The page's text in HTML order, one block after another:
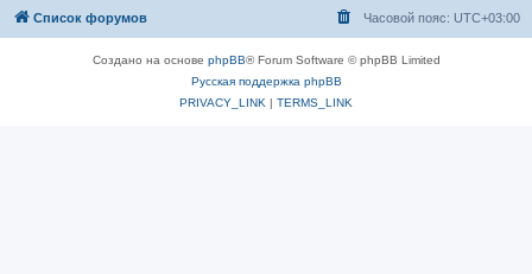
Список форумов Часовой пояс: UTC+03:00
Создано на основе phpBB® Forum Software © phpBB Limited
Русская поддержка phpBB
PRIVACY_LINK | TERMS_LINK